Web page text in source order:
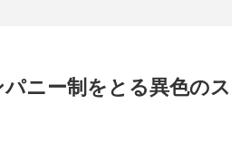
ニー制をとる異色のス